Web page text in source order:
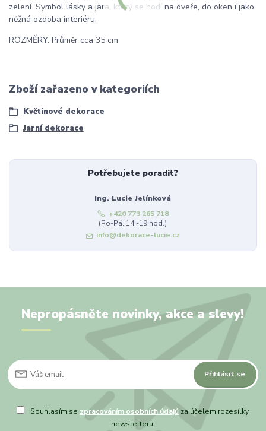
zelení. Symbol lásky a jara, který se hodí na dveře, do oken i jako
něžná ozdoba interiéru.
ROZMĚRY: Průměr cca 35 cm
Zboží zařazeno v kategoriích
Květinové dekorace
Jarní dekorace
Potřebujete poradit?
Ing. Lucie Jelínková
+420 773 265 718
(Po-Pá, 14 -19 hod.)
info@dekorace-lucie.cz
Nepropásněte novinky, akce a slevy!
Přihlásit se
Souhlasím se zpracováním osobních údajů za účelem rozesílky
newsletteru.